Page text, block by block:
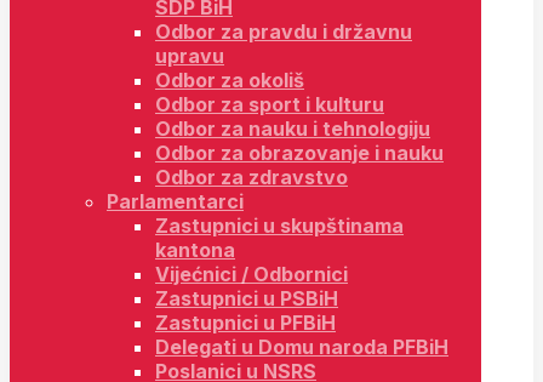
SDP BiH
Odbor za pravdu i državnu
upravu
Odbor za okoliš
Odbor za sport i kulturu
Odbor za nauku i tehnologiju
Odbor za obrazovanje i nauku
Odbor za zdravstvo
Parlamentarci
Zastupnici u skupštinama
kantona
Vijećnici / Odbornici
Zastupnici u PSBiH
Zastupnici u PFBiH
Delegati u Domu naroda PFBiH
Poslanici u NSRS